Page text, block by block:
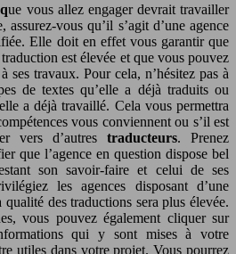
ue vous allez engager devrait travailler
vous qu’il s’agit d’une agence
Elle doit en effet vous garantir que
est élevée et que vous pouvez
ses travaux. Pour cela, n’hésitez pas à
de textes qu’elle a déjà traduits ou
a déjà travaillé. Cela vous permettra
vous conviennent ou s’il est
vers d’autres traducteurs. Prenez
que l’agence en question dispose bel
son savoir-faire et celui de ses
les agences disposant d’une
des traductions sera plus élevée.
vous pouvez également cliquer sur
qui y sont mises à votre
utiles dans votre projet. Vous pourrez